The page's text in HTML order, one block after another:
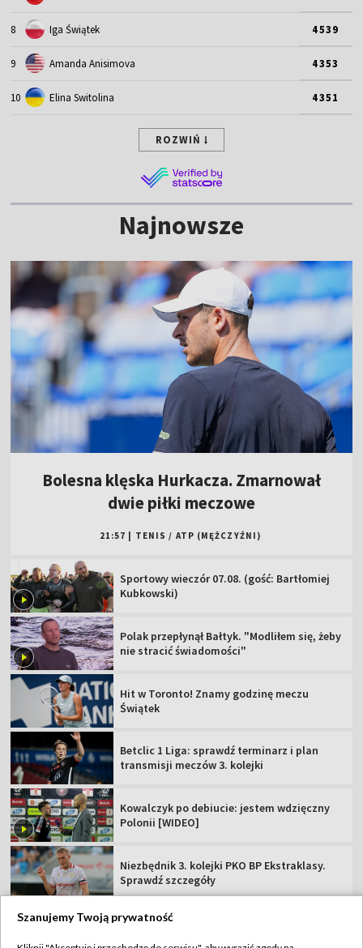
8 Iga Świątek 4539
9 Amanda Anisimova 4353
10 Elina Switolina 4351
ROZWIŃ
Najnowsze
Bolesna klęska Hurkacza. Zmarnował
dwie piłki meczowe
21:57 TENIS / ATP (MĘŻCZYŹNI)
Sportowy wieczór 07.08. (gość: Bartłomiej
Kubkowski)
Polak przepłynął Bałtyk. "Modliłem się, żeby
nie stracić świadomości"
Hit w Toronto! Znamy godzinę meczu
Świątek
Betclic 1 Liga: sprawdź terminarz i plan
transmisji meczów 3. kolejki
Kowalczyk po debiucie: jestem wdzięczny
Polonii [WIDEO]
Niezbędnik 3. kolejki PKO BP Ekstraklasy.
Sprawdź szczegóły
Szanujemy Twoją prywatność